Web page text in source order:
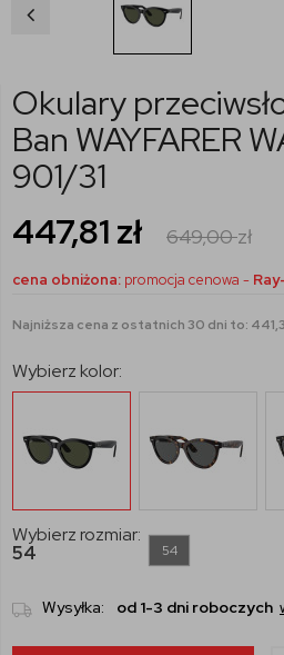
Okulary
Ban WAYFARER
901/31
447,81 zł 649,00zł
cena obniżona: promocja cenowa -
Najniższa cena z ostatnich 30 dni to:
Wybierz kolor:
Wybierz rozmiar:
54
54
Wysyłka: od 1-3 dni roboczych